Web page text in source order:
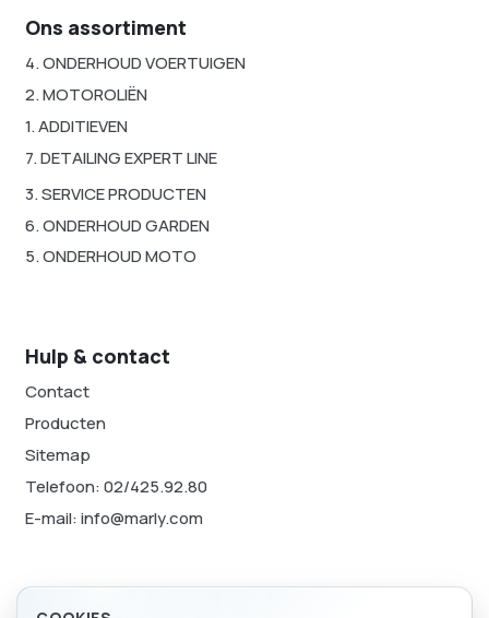
Ons assortiment
4. ONDERHOUD VOERTUIGEN
2. MOTOROLIËN
1. ADDITIEVEN
7. DETAILING EXPERT LINE
3. SERVICE PRODUCTEN
6. ONDERHOUD GARDEN
5. ONDERHOUD MOTO
Hulp & contact
Contact
Producten
Sitemap
Telefoon: 02/425.92.80
E-mail: info@marly.com